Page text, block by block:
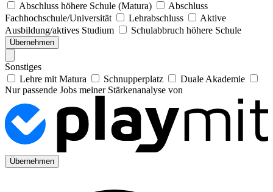
Abschluss höhere Schule (Matura)
Abschluss
Fachhochschule/Universität
Lehrabschluss
Aktive
Ausbildung/aktives Studium
Schulabbruch höhere Schule
Übernehmen
Sonstiges
Lehre mit Matura
Schnupperplatz
Duale Akademie
Nur passende Jobs meiner Stärkenanalyse von
Übernehmen